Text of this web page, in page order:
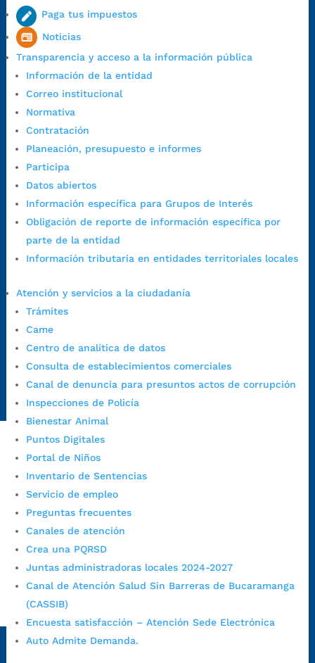
Paga tus impuestos
Noticias
Transparencia y acceso a la información pública
Información de la entidad
Correo institucional
Normativa
Contratación
Planeación, presupuesto e informes
Participa
Datos abiertos
Información específica para Grupos de Interés
Obligación de reporte de información específica por
parte de la entidad
Información tributaria en entidades territoriales locales
Atención y servicios a la ciudadanía
Trámites
Came
Centro de analítica de datos
Consulta de establecimientos comerciales
Canal de denuncia para presuntos actos de corrupción
Inspecciones de Policía
Bienestar Animal
Puntos Digitales
Portal de Niños
Inventario de Sentencias
Servicio de empleo
Preguntas frecuentes
Canales de atención
Crea una PQRSD
Juntas administradoras locales 2024-2027
Canal de Atención Salud Sin Barreras de Bucaramanga
(CASSIB)
Encuesta satisfacción – Atención Sede Electrónica
Auto Admite Demanda.
Código Postal:
680006. Código Dane: 68001.
Horario de Atención:
1:00 p.m. a 5:30 p.m. / viernes jornada continua en el horario de
7:00 a.m. a 5:00 p.m., con 30 minutos de descanso al medio día.
Horario de Atención CAME (Central):
Lunes a jueves: 7:00 a.m. a 12:00 m y de 1:00 p.m. a 5:30 p.m.
Viernes: 7:00 a.m. a 5:00 p.m. en Jornada Continua con
30 minutos de descanso al medio día.
Horario de Atención CAME (Norte):
Dirección:Carrera 12 #16N-84 del barrio Kennedy.
Horario habitual de lunes a viernes en
a.m. a 3:00 p.m.
Teléfono Conmutador:+57 (607) 633 70 00
Líneagratuita:+57 (607) 652 55 55
Correo Institucional: contactenos@bucaramanga.gov.co
judiciales:
https://www.bucaramanga.gov.co/gobierno-ciudadanos-
1/secretarias/oficina-de-control-interno-disciplinario/
@AlcaldíaBGA
PrensaBucaramanga
Autorización de Tratamiento de Datos Personales